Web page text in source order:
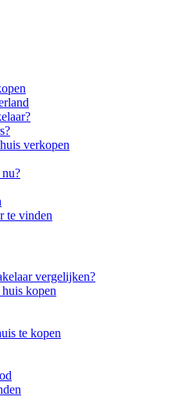
verkopen
te vinden
vergelijken?
kopen
te kopen